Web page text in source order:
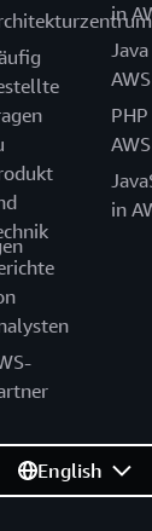
in
AWS
AWS
in
English